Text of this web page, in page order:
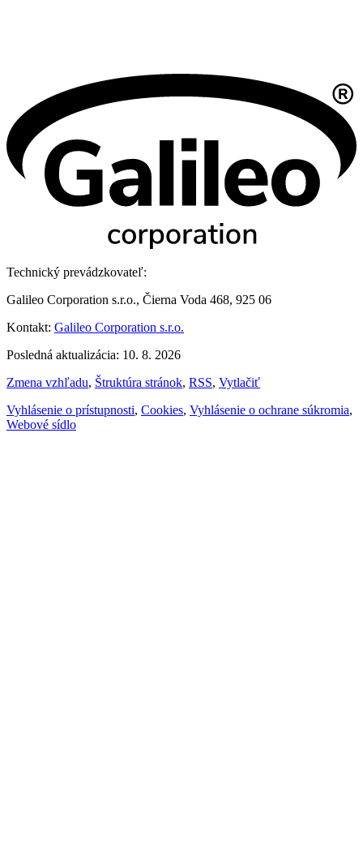
Technický prevádzkovateľ:
Galileo Corporation s.r.o., Čierna Voda 468, 925 06
Kontakt: Galileo Corporation s.r.o.
Posledná aktualizácia: 10. 8. 2026
Zmena vzhľadu, Štruktúra stránok, RSS, Vytlačiť
Vyhlásenie o prístupnosti, Cookies, Vyhlásenie o ochrane súkromia,
Webové sídlo